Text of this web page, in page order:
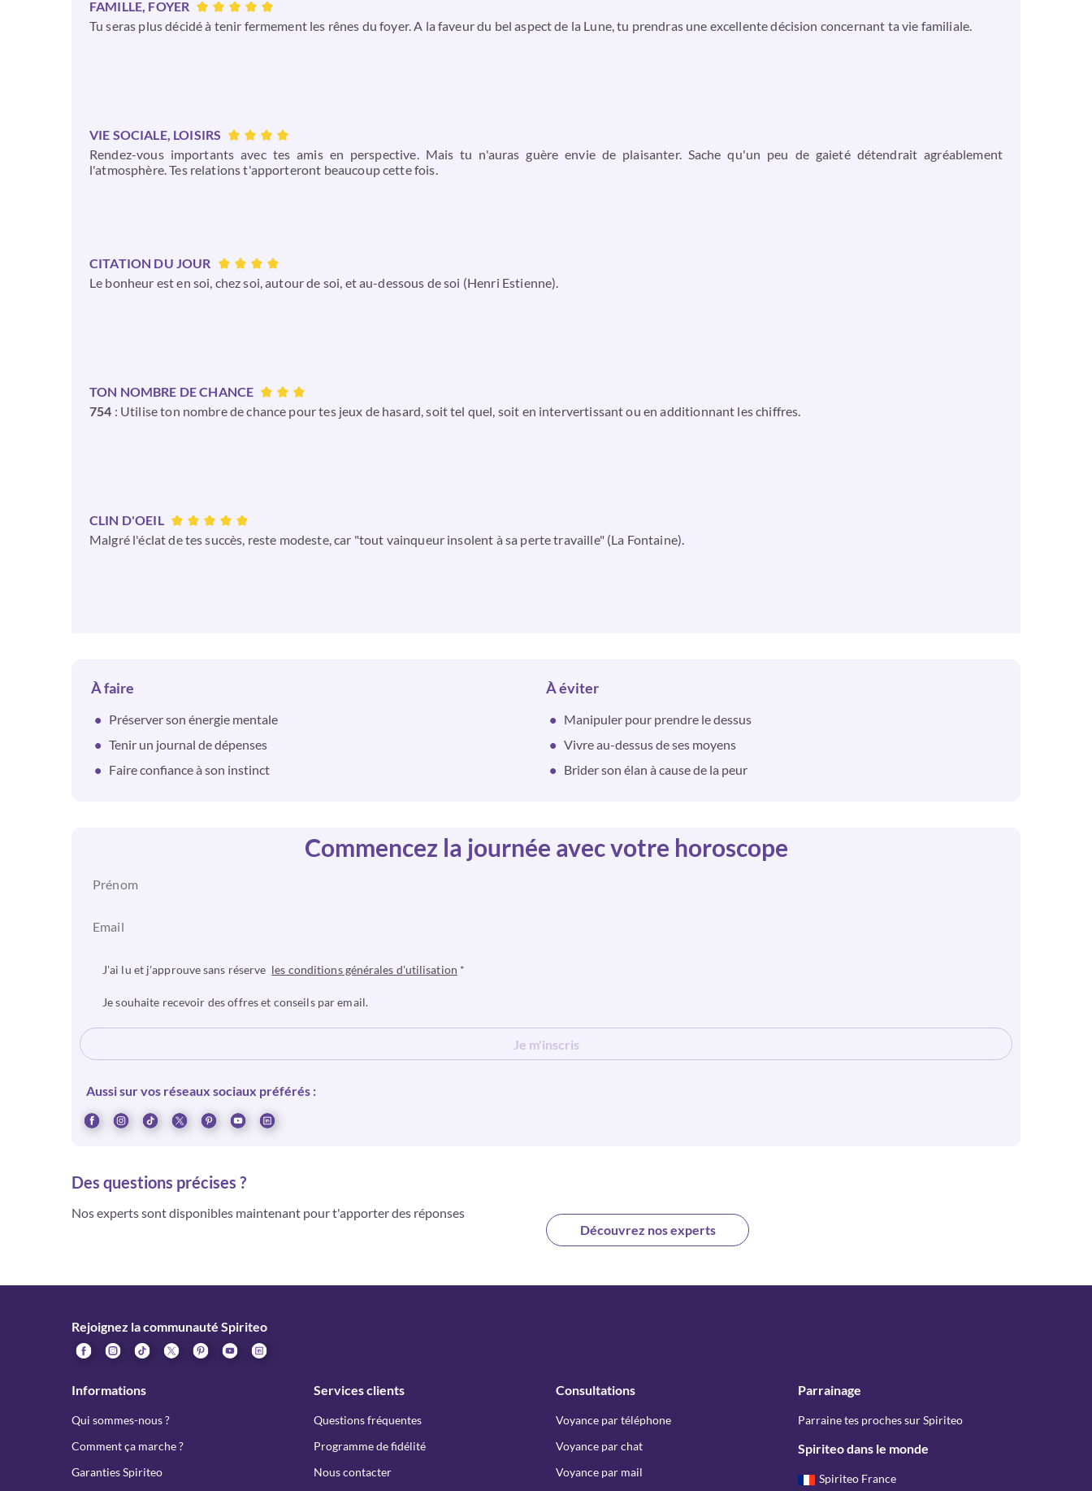
FAMILLE, FOYER
Tu seras plus décidé à tenir fermement les rênes du foyer. A la faveur du bel aspect de la Lune, tu prendras une excellente décision concernant ta vie familiale.
VIE SOCIALE, LOISIRS
Rendez-vous importants avec tes amis en perspective. Mais tu n'auras guère envie de plaisanter. Sache qu'un peu de gaieté détendrait agréablement
l'atmosphère. Tes relations t'apporteront beaucoup cette fois.
CITATION DU JOUR
Le bonheur est en soi, chez soi, autour de soi, et au-dessous de soi (Henri Estienne).
TON NOMBRE DE CHANCE
754 : Utilise ton nombre de chance pour tes jeux de hasard, soit tel quel, soit en intervertissant ou en additionnant les chiffres.
CLIN D'OEIL
Malgré l'éclat de tes succès, reste modeste, car "tout vainqueur insolent à sa perte travaille" (La Fontaine).
À faire
Préserver son énergie mentale
Tenir un journal de dépenses
Faire confiance à son instinct
À éviter
Manipuler pour prendre le dessus
Vivre au-dessus de ses moyens
Brider son élan à cause de la peur
Commencez la journée avec votre horoscope
J'ai lu et j'approuve sans réserve les conditions générales d'utilisation *
Je souhaite recevoir des offres et conseils par email.
Je m'inscris
Aussi sur vos réseaux sociaux préférés :
Des questions précises ?
Nos experts sont disponibles maintenant pour t'apporter des réponses
Découvrez nos experts
Rejoignez la communauté Spiriteo
Informations
Qui sommes-nous ?
Comment ça marche ?
Garanties Spiriteo
Services clients
Questions fréquentes
Programme de fidélité
Nous contacter
Consultations
Voyance par téléphone
Voyance par chat
Voyance par mail
Parrainage
Parraine tes proches sur Spiriteo
Spiriteo dans le monde
Spiriteo France